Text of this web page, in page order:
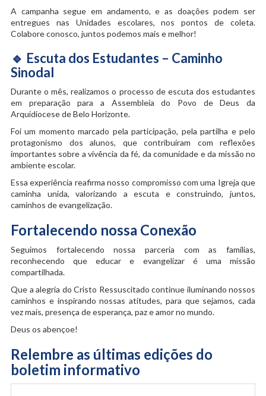
A campanha segue em andamento, e as doações podem ser
entregues nas Unidades escolares, nos pontos de coleta.
Colabore conosco, juntos podemos mais e melhor!
🔹 Escuta dos Estudantes – Caminho
Sinodal
Durante o mês, realizamos o processo de escuta dos estudantes
em preparação para a Assembleia do Povo de Deus da
Arquidiocese de Belo Horizonte.
Foi um momento marcado pela participação, pela partilha e pelo
protagonismo dos alunos, que contribuíram com reflexões
importantes sobre a vivência da fé, da comunidade e da missão no
ambiente escolar.
Essa experiência reafirma nosso compromisso com uma Igreja que
caminha unida, valorizando a escuta e construindo, juntos,
caminhos de evangelização.
Fortalecendo nossa Conexão
Seguimos fortalecendo nossa parceria com as famílias,
reconhecendo que educar e evangelizar é uma missão
compartilhada.
Que a alegria do Cristo Ressuscitado continue iluminando nossos
caminhos e inspirando nossas atitudes, para que sejamos, cada
vez mais, presença de esperança, paz e amor no mundo.
Deus os abençoe!
Relembre as últimas edições do
boletim informativo